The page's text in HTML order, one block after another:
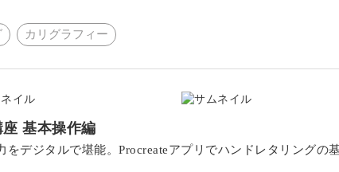
カリグラフィー
基本操作編
デジタルで堪能。Procreateアプリでハンドレタリングの